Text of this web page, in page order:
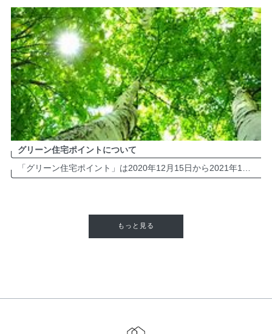
グリーン住宅ポイントについて
「グリーン住宅ポイント」は2020年12月15日から2021年10月31日までに契約を結んだ住宅購入や新築・リフォーム工事が対象になります。グリーン社会の実現および地域における民需主導の好循環の実現等に資する住宅投資の喚 […]
もっと見る